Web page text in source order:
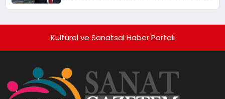
Hayata Geçirecek
Kültürel ve Sanatsal Haber Portalı